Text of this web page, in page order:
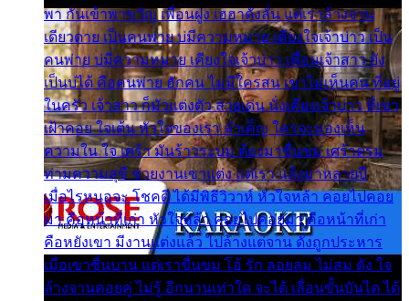
พา กันเข้าพาขวัญ เพื่อนฝูง เฮฮาดังลั่น แต่เราล้างจาน
เดียวดาย เป็นคนพ่าย บ่มีความหมาย เคียงใจเจ้าบ่าว เป็น
คนพ่าย บ่มีความหมาย เคียงใจเจ้าบ่าว เพื่อนเจ้าสาว ยัง
เป็นบ่ได้ คือคนพ่าย ฮักคน ไม่มีใครสน เขาไม่เห็นคน ที่อยู่
ในครัว เจ้าสาว ก็มัวแต่งตัว สวยเด่น นั่งเคียงเจ้าบ่าว ที่เขา
เฝ้าคอย ใจเต้น หัวใจของเรา ลำเค็ญ ใครจะมองเห็น
ความใน ใจ เศร้า มันร้าวระบม ต้องมาขื่นขม เศร้าตรม
ท่ามความสุขี ช่วยงานเขาแต่ง แต่เรา แล้งมาหลายปี
เมื่อไรหนอจะ โชคดี ได้มีพิธีวิวาห์ หัวใจหล้า คอยไปคอย
มา คือหน้าที่เก่า หัวใจหล้า คอยไปคอยมา คือหน้าที่เก่า
คือหยังเขา มีงานแต่งแล้ว ไปล้างแต่จาน ดั่งถูกประหาร
เมื่อเขาชื่นบาน แต่เราขื่นขม โอ้ รัก ลอยลม ไม่สม ดัง ใจ
ล้างจานคอยคู่ ไม่รู้ อีกนานเท่าใด จะได้ เลื่อนขั้นบันได ได้